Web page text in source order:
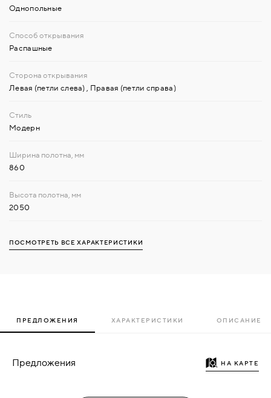
Однопольные
Распашные
Левая (петли слева) Правая (петли справа)
Модерн
860
2050
ПОСМОТРЕТЬ ВСЕ ХАРАКТЕРИСТИКИ
ПРЕДЛОЖЕНИЯ ХАРАКТЕРИСТИКИ ОПИСАНИЕ
Предложения НА КАРТЕ